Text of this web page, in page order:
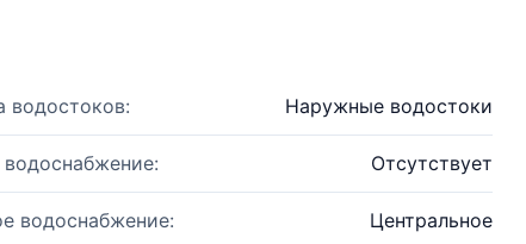
водостоков: Наружные водостоки
водоснабжение: Отсутствует
водоснабжение: Центральное